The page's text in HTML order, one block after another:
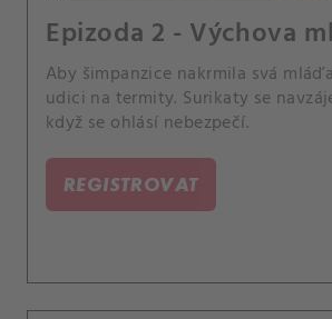
Epizoda 2 - Výchova
Aby šimpanzice nakrmila svá
udici na termity. Surikaty se
když se ohlásí nebezpečí.
REGISTROVAT